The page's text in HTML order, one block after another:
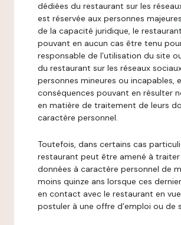
dédiées du restaurant sur les
est réservée aux personnes
de la capacité juridique, le
pouvant en aucun cas être tenu
responsable de l’utilisation du site
du restaurant sur les réseaux
personnes mineures ou incapables,
conséquences pouvant en résulter
en matière de traitement de leurs
caractère personnel.
Toutefois, dans certains cas
restaurant peut être amené à traiter
données à caractère personnel de
moins quinze ans lorsque ces
en contact avec le restaurant en
postuler à une offre d’emploi ou de